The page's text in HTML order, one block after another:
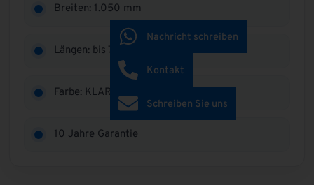
Breiten: 1.050 mm
Längen: bis 7.000 mm
Farbe: KLAR (ca. 82 % Lichtd.)
10 Jahre Garantie
Nachricht schreiben
Kontakt
Schreiben Sie uns